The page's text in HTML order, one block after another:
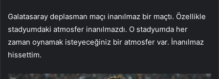
Galatasaray deplasman maçı inanılmaz bir maçtı. Özellikle
stadyumdaki atmosfer inanılmazdı. O stadyumda her
zaman oynamak isteyeceğiniz bir atmosfer var. İnanılmaz
hissettim.